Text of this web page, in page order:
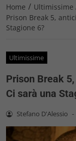
Home / Ultimissime
Prison Break 5,
Stagione 6?
Ultimissime
Prison Break
Ci sarà una
Stefano D'Alessio -